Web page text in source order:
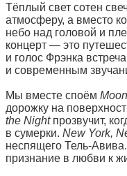
Тёплый свет сотен
атмосферу, а вместо
небо над головой и
концерт — это
и голос Фрэнка
и современным
Мы вместе споём
дорожку на
the Night прозвучит,
в сумерки. New York,
неспящего Тель-
признание в любви к